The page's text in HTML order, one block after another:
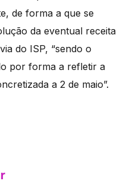
de forma a que se
da eventual receita
do ISP, “sendo o
por forma a refletir a
a 2 de maio”.